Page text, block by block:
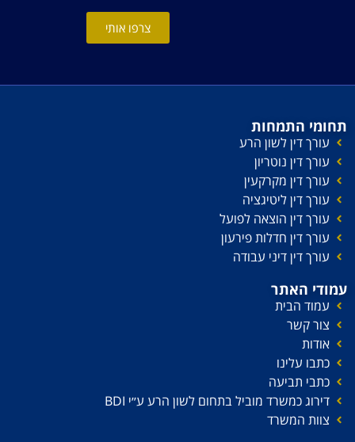
צרפו אותי
תחומי התמחות
עורך דין לשון הרע
עורך דין נוטריון
עורך דין מקרקעין
עורך דין ליטיגציה
עורך דין הוצאה לפועל
עורך דין חדלות פירעון
עורך דין דיני עבודה
עמודי האתר
עמוד הבית
צור קשר
אודות
כתבו עלינו
כתבי תביעה
דירוג כמשרד מוביל בתחום לשון הרע ע׳׳י BDI
צוות המשרד